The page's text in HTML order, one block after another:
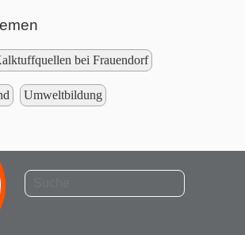
bei Frauendorf
Umweltbildung